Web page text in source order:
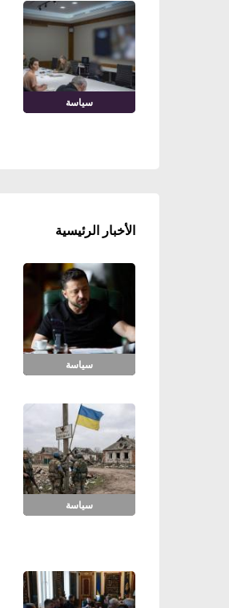
سياسة
الأخبار الرئيسية
سياسة
سياسة